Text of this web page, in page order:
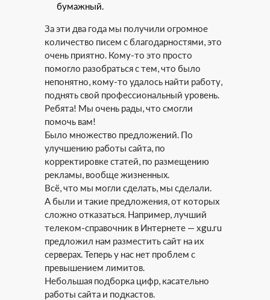
бумажный.
За эти два года мы получили огромное
количество писем с благодарностями, это
очень приятно. Кому-то это просто
помогло разобраться с тем, что было
непонятно, кому-то удалось найти работу,
поднять свой профессиональный уровень.
Ребята! Мы очень рады, что смогли
помочь вам!
Было множество предложений. По
улучшению работы сайта, по
корректировке статей, по размещению
рекламы, вообще жизненных.
Всё, что мы могли сделать, мы сделали.
А были и такие предложения, от которых
сложно отказаться. Например, лучший
телеком-справочник в Интернете — xgu.ru
предложил нам разместить сайт на их
серверах. Теперь у нас нет проблем с
превышением лимитов.
Небольшая подборка цифр, касательно
работы сайта и подкастов.